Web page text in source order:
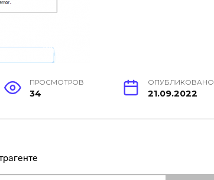
ПРОСМОТРОВ
34
ОПУБЛИКОВАНО
21.09.2022